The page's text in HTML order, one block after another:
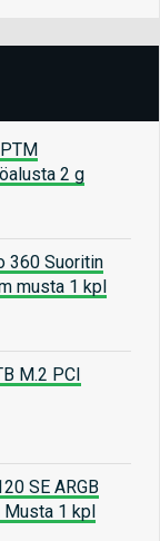
2 g
360 Suoritin
musta 1 kpl
M.2 PCI
SE ARGB
Musta 1 kpl